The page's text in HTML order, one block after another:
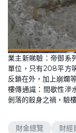
業主新睇驗：帝御系
單位，只有208平方
反鎖在外，加上崩爛
樓傳通識：間歇性滲
剝落的殺身之禍，驗
財金總覽 財經